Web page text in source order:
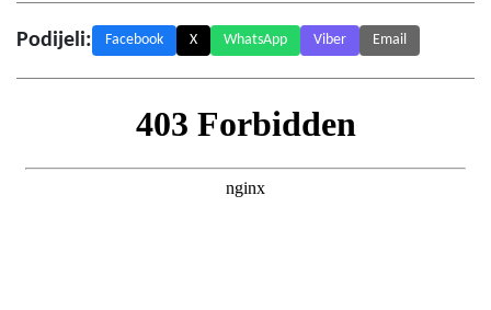
Podijeli: Facebook X WhatsApp Viber Email